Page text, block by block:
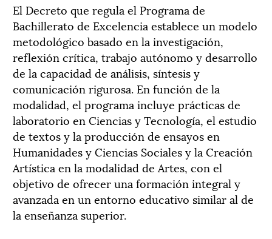
El Decreto que regula el Programa de
Bachillerato de Excelencia establece un modelo
metodológico basado en la investigación,
reflexión crítica, trabajo autónomo y desarrollo
de la capacidad de análisis, síntesis y
comunicación rigurosa. En función de la
modalidad, el programa incluye prácticas de
laboratorio en Ciencias y Tecnología, el estudio
de textos y la producción de ensayos en
Humanidades y Ciencias Sociales y la Creación
Artística en la modalidad de Artes, con el
objetivo de ofrecer una formación integral y
avanzada en un entorno educativo similar al de
la enseñanza superior.